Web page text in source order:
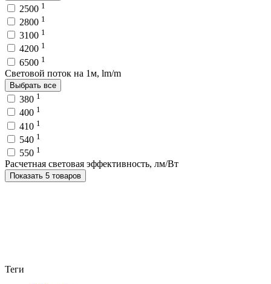
2500 1
2800 1
3100 1
4200 1
6500 1
Световой поток на 1м, lm/m
Выбрать все
380 1
400 1
410 1
540 1
550 1
Расчетная световая эффективность, лм/Вт
Показать 5 товаров
Теги